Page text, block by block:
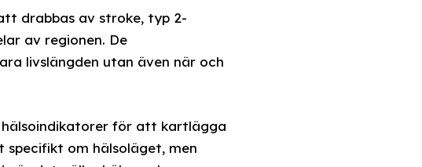
drabbas av stroke, typ 2-
av regionen. De
livslängden utan även när och
för att kartlägga
specifikt om hälsoläget, men